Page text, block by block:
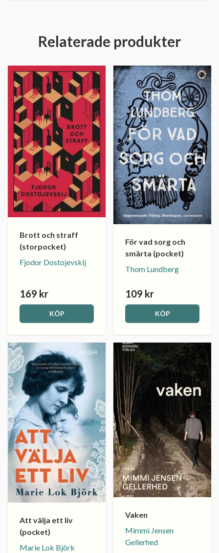
Relaterade produkter
Brott och straff
(storpocket)
Fjodor Dostojevskij
169 kr
KÖP
För vad sorg och
smärta (pocket)
Thom Lundberg
109 kr
KÖP
Att välja ett liv
(pocket)
Marie Lok Björk
Vaken
Mimmi Jensen
Gellerhed